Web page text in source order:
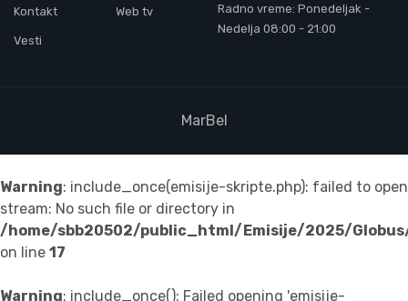
Kontakt
Vesti
Web tv
Radno vreme: Ponedeljak -
Nedelja 08:00 - 21:00
MarBel
Warning: include_once(emisije-skripte.php): failed to open
stream: No such file or directory in
/home/sbb20502/public_html/Emisije/2025/
on line 17
Warning: include_once(): Failed opening 'emisije-